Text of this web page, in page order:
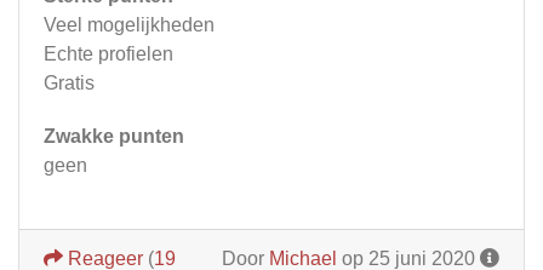
Veel mogelijkheden
Echte profielen
Gratis
Zwakke punten
geen
Door Michael op 25 juni 2020
Reageer (19